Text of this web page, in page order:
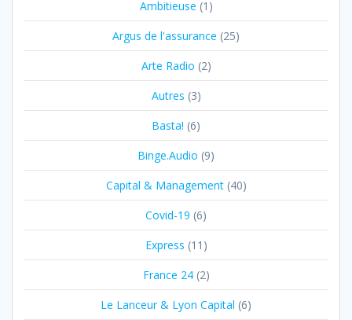
Ambitieuse (1)
Argus de l'assurance (25)
Arte Radio (2)
Autres (3)
Basta! (6)
Binge.Audio (9)
Capital & Management(40)
Covid-19 (6)
Express (11)
France 24(2)
Le Lanceur & Lyon Capital (6)